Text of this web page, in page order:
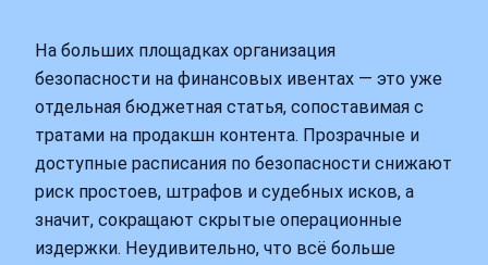
На больших площадках организация
безопасности на финансовых ивентах — это уже
отдельная бюджетная статья, сопоставимая с
тратами на продакшн контента. Прозрачные и
доступные расписания по безопасности снижают
риск простоев, штрафов и судебных исков, а
значит, сокращают скрытые операционные
издержки. Неудивительно, что всё больше